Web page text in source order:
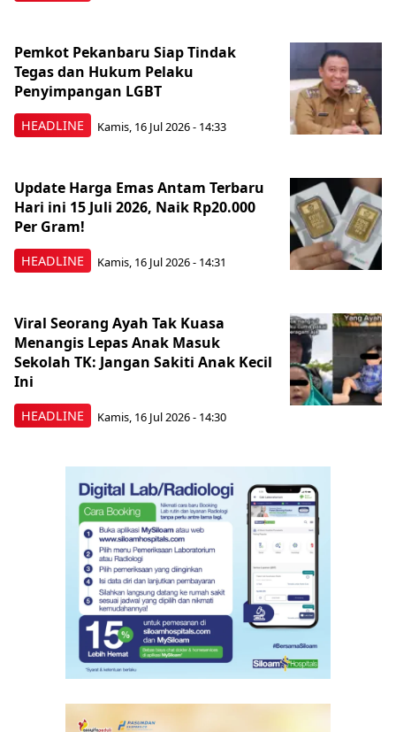
HEADLINE
Pemkot Pekanbaru Siap Tindak
Tegas dan Hukum Pelaku
Penyimpangan LGBT
Kamis, 16 Jul 2026 - 14:33
HEADLINE
Update Harga Emas Antam Terbaru
Hari ini 15 Juli 2026, Naik Rp20.000
Per Gram!
Kamis, 16 Jul 2026 - 14:31
HEADLINE
Viral Seorang Ayah Tak Kuasa
Menangis Lepas Anak Masuk
Sekolah TK: Jangan Sakiti Anak Kecil
Ini
Kamis, 16 Jul 2026 - 14:30